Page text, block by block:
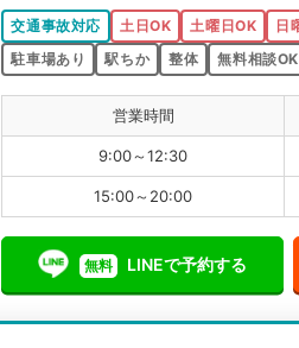
交通事故対応 土日OK 土曜日OK 日
駐車場あり
駅ちか 整体 無料相談OK
営業時間
9:00～12:30
15:00～20:00
無料 LINEで予約する